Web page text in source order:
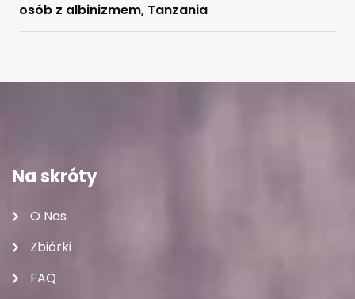
osób z albinizmem, Tanzania
Na skróty
O Nas
Zbiórki
FAQ